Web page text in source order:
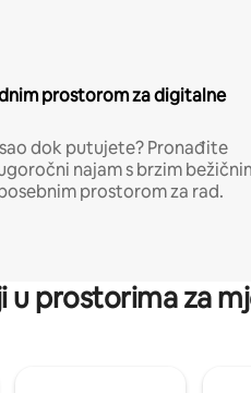
prostorom za digitalne
dok putujete? Pronađite
najam s brzim
prostorom za rad.
u prostorima za